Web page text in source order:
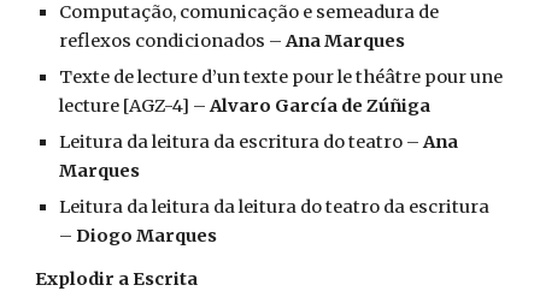
Computação, comunicação e semeadura de
reflexos condicionados –Ana Marques
Texte de lecture d’un texte pour le théâtre pour une
lecture [AGZ-4] –Alvaro García de Zúñiga
Leitura da leitura da escritura do teatro –Ana
Marques
Leitura da leitura da leitura do teatro da escritura
– Diogo Marques
Explodir a Escrita